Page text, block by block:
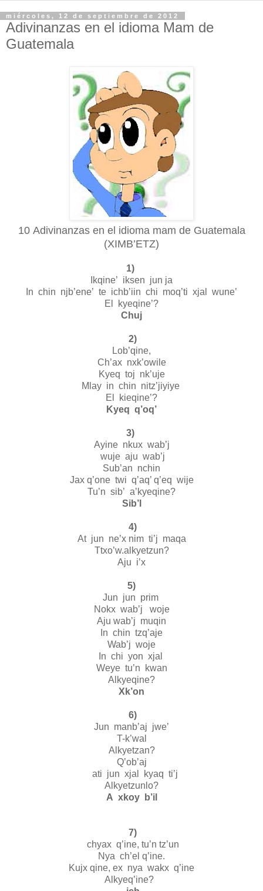
miércoles, 12 de septiembre de 2012
Adivinanzas en el idioma Mam de
Guatemala
10 Adivinanzas en el idioma mam de Guatemala
(XIMB’ETZ)
1)
Ikqine’ iksen jun ja
In chin njb’ene’ te ichb’iin chi moq’ti xjal wune’
El kyeqine’?
Chuj
2)
Lob’qine,
Ch’ax nxk’owile
Kyeq toj nk’uje
Mlay in chin nitz’jiyiye
El kieqine’?
Kyeq q’oq’
3)
Ayine nkux wab’j
wuje aju wab’j
Sub’an nchin
Jax q’one twi q’aq’ q’eq wije
Tu’n sib’ a’kyeqine?
Sib’l
4)
At jun ne’x nim ti’j maqa
Ttxo’w.alkyetzun?
Aju i’x
5)
Jun jun prim
Nokx wab’j woje
Aju wab’j muqin
In chin tzq’aje
Wab’j woje
In chi yon xjal
Weye tu’n kwan
Alkyeqine?
Xk’on
6)
Jun manb’aj jwe’
T-k’wal
Alkyetzan?
Q’ob’aj
ati jun xjal kyaq ti’j
Alkyetzunlo?
A xkoy b’il
7)
chyax q’ine, tu’n tz’un
Nya ch’el q’ine.
Kujx qine, ex nya wakx q’ine
Alkyeq’ine?